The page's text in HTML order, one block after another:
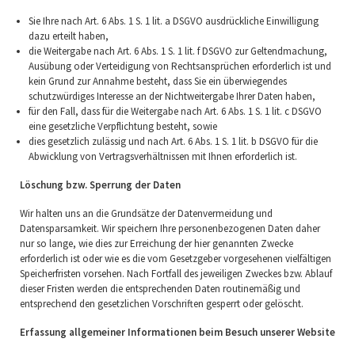
Sie Ihre nach Art. 6 Abs. 1 S. 1 lit. a DSGVO ausdrückliche Einwilligung
dazu erteilt haben,
die Weitergabe nach Art. 6 Abs. 1 S. 1 lit. f DSGVO zur Geltendmachung,
Ausübung oder Verteidigung von Rechtsansprüchen erforderlich ist und
kein Grund zur Annahme besteht, dass Sie ein überwiegendes
schutzwürdiges Interesse an der Nichtweitergabe Ihrer Daten haben,
für den Fall, dass für die Weitergabe nach Art. 6 Abs. 1 S. 1 lit. c DSGVO
eine gesetzliche Verpflichtung besteht, sowie
dies gesetzlich zulässig und nach Art. 6 Abs. 1 S. 1 lit. b DSGVO für die
Abwicklung von Vertragsverhältnissen mit Ihnen erforderlich ist.
Löschung bzw. Sperrung der Daten
Wir halten uns an die Grundsätze der Datenvermeidung und
Datensparsamkeit. Wir speichern Ihre personenbezogenen Daten daher
nur so lange, wie dies zur Erreichung der hier genannten Zwecke
erforderlich ist oder wie es die vom Gesetzgeber vorgesehenen vielfältigen
Speicherfristen vorsehen. Nach Fortfall des jeweiligen Zweckes bzw. Ablauf
dieser Fristen werden die entsprechenden Daten routinemäßig und
entsprechend den gesetzlichen Vorschriften gesperrt oder gelöscht.
Erfassung allgemeiner Informationen beim Besuch unserer Website